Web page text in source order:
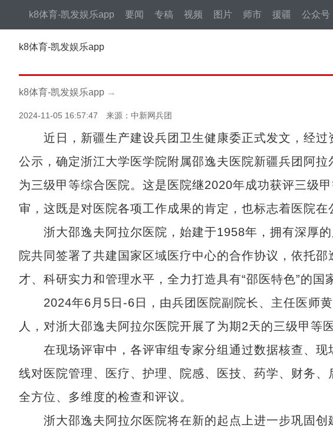
k8体育-凯发娱乐app 要闻 专稿 视频 图片 师市 援疆 公众号
k8体育-凯发娱乐app
k8体育-凯发娱乐app →
2024-11-05 16:57:47 来源：中新网兵团
近日，新疆生产建设兵团卫生健康委正式发文，经过
公示，确定浙江大学医学院附属邵逸夫医院新疆兵团阿拉
为三级甲等综合医院。这是医院继2020年成功获评三级
审，这既是对医院各项工作成果的肯定，也标志着医院在
浙大邵逸夫阿拉尔医院，始建于1958年，拥有深厚的
院共同签署了共建国家区域医疗中心的合作协议，依托
才、科研实力和管理水平，全力打造具有“邵医特色”的国
2024年6月5日-6日，由兵团医院副院长、主任医师黄
人，对浙大邵逸夫阿拉尔医院开展了为期2天的三级甲等
在现场评审中，各评审组专家分组通过数据核查、现
线对医院管理、医疗、护理、院感、医技、药学、财务、
全方位、多维度的检查和评议。
浙大邵逸夫阿拉尔医院将在新的起点上进一步巩固创